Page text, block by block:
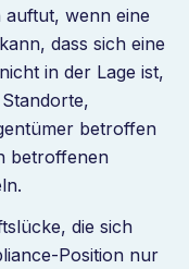
auftut, wenn eine
dass sich eine
in der Lage ist,
betroffen
betroffenen
die sich
Position nur